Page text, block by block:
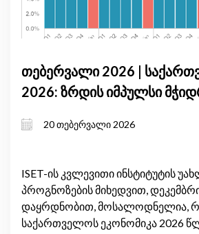
თებერვალი 2026 |
2026: ზრდის იმპულსი
საგარეო
20 თებერვალი 2026
ISET-ის კვლევითი ინსტიტუტის
პროგნოზების მიხედვით,
დაყრდნობით, მოსალოდნელია,
საქართველოს ეკონომიკა 2026